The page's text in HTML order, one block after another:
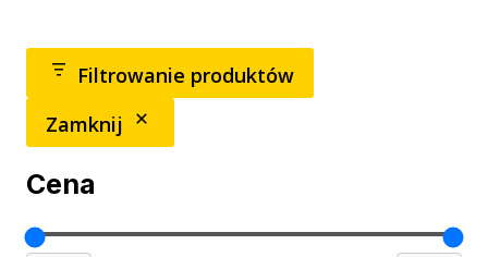
Filtrowanie produktów
Zamknij
Cena